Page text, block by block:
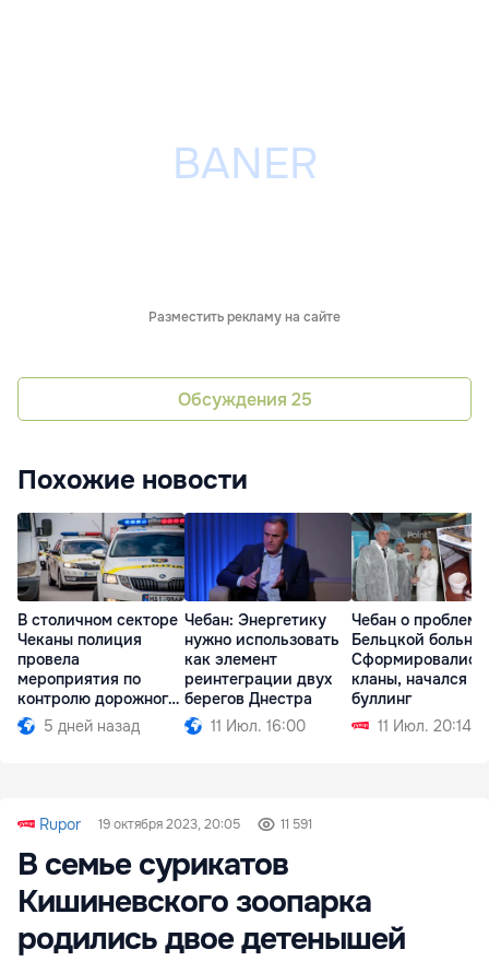
Разместить рекламу на сайте
Обсуждения 25
Похожие новости
В столичном секторе
Чеканы полиция
провела
мероприятия по
контролю дорожного
движения
5 дней назад
Чебан: Энергетику
нужно использовать
как элемент
реинтеграции двух
берегов Днестра
11 Июл. 16:00
Чебан о
Бельцкой
Сформировались
кланы, начался
буллинг
11 Июл. 20:14
Rupor 19 октября 2023, 20:05 11 591
В семье сурикатов
Кишиневского зоопарка
родились двое детенышей